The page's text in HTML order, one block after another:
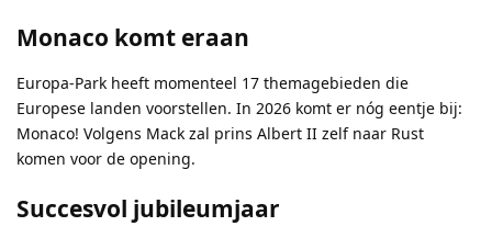
Monaco komt eraan
Europa-Park heeft momenteel 17 themagebieden die
Europese landen voorstellen. In 2026 komt er nóg eentje bij:
Monaco! Volgens Mack zal prins Albert II zelf naar Rust
komen voor de opening.
Succesvol jubileumjaar